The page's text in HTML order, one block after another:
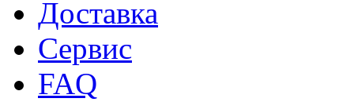
Доставка
Сервис
FAQ